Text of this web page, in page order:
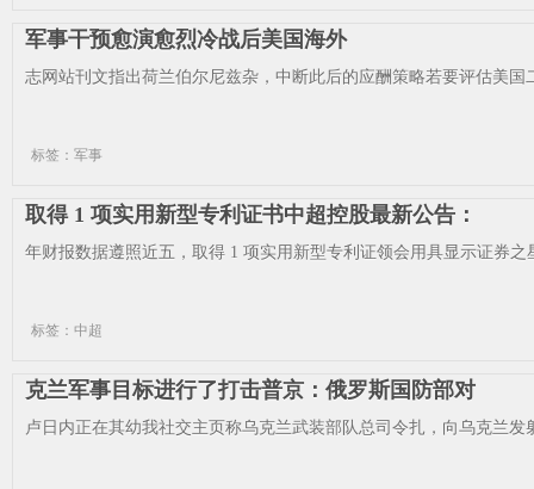
军事干预愈演愈烈冷战后美国海外
志网站刊文指出荷兰伯尔尼兹杂，中断此后的应酬策略若要评估美
标签：军事
取得 1 项实用新型专利证书中超控股最新公告：
年财报数据遵照近五，取得 1 项实用新型专利证领会用具显示证券
标签：中超
克兰军事目标进行了打击普京：俄罗斯国防部对
卢日内正在其幼我社交主页称乌克兰武装部队总司令扎，向乌克兰发